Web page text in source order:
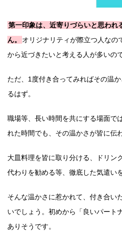
第一印象は、近寄りづらいと思われ
ん。
オリジナリティが際立つ人なの
から近づきたいと考える人が多いので
ただ、1度付き合ってみればその温
るはず。
職場等、長い時間を共にする場面で
れた時間でも、その温かさが皆に伝
大皿料理を皆に取り分ける、ドリン
代わりを勧める等、徹底した気遣い
そんな温かさに惹かれて、付き合い
いでしょう。初めから「良いパート
ありそうです。